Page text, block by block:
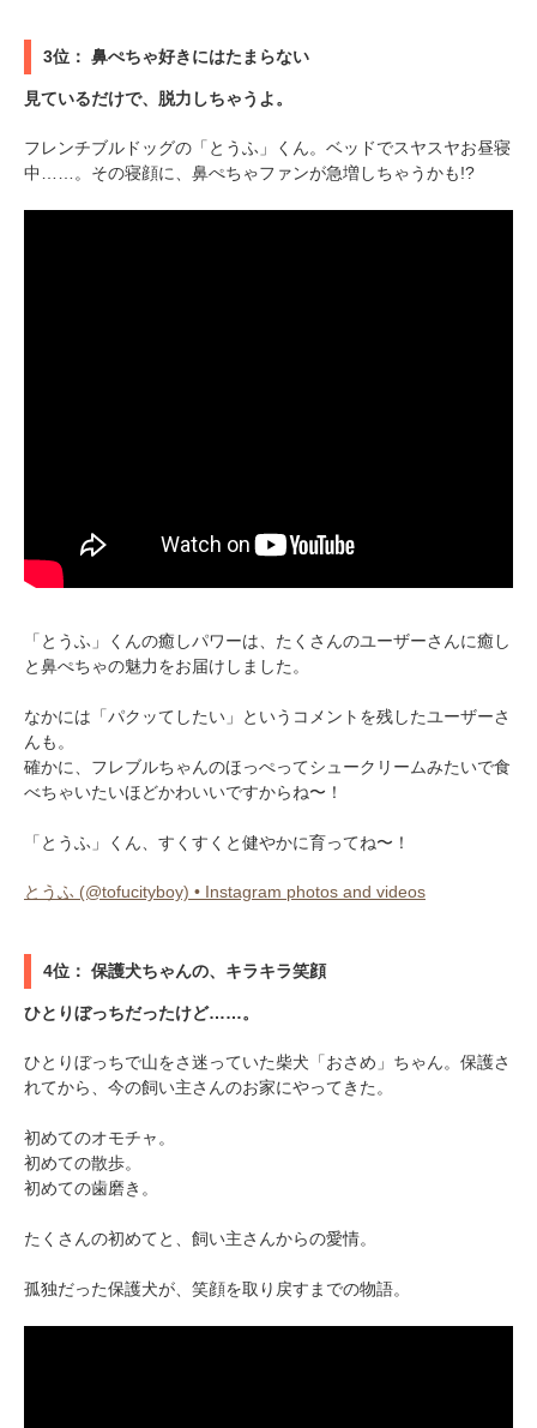
3位： 鼻ぺちゃ好きにはたまらない
見ているだけで、脱力しちゃうよ。
フレンチブルドッグの「とうふ」くん。ベッドでスヤスヤお昼寝
中……。その寝顔に、鼻ぺちゃファンが急増しちゃうかも!?
「とうふ」くんの癒しパワーは、たくさんのユーザーさんに癒し
と鼻ぺちゃの魅力をお届けしました。
なかには「パクッてしたい」というコメントを残したユーザーさ
んも。
確かに、フレブルちゃんのほっぺってシュークリームみたいで食
べちゃいたいほどかわいいですからね〜！
「とうふ」くん、すくすくと健やかに育ってね〜！
とうふ (@tofucityboy) • Instagram photos and videos
4位： 保護犬ちゃんの、キラキラ笑顔
ひとりぼっちだったけど……。
ひとりぼっちで山をさ迷っていた柴犬「おさめ」ちゃん。保護さ
れてから、今の飼い主さんのお家にやってきた。
初めてのオモチャ。
初めての散歩。
初めての歯磨き。
たくさんの初めてと、飼い主さんからの愛情。
孤独だった保護犬が、笑顔を取り戻すまでの物語。